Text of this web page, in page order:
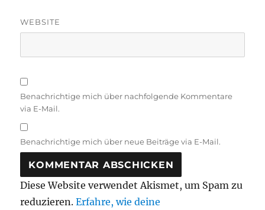
WEBSITE
Benachrichtige mich über nachfolgende Kommentare
via E-Mail.
Benachrichtige mich über neue Beiträge via E-Mail.
Diese Website verwendet Akismet, um Spam zu
reduzieren.Erfahre, wie deine